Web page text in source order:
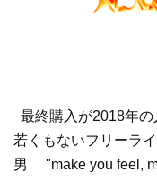
最終購入が2018年
若くもないフリーラ
男 "make you feel,